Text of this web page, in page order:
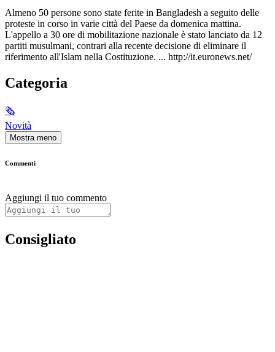
Almeno 50 persone sono state ferite in Bangladesh a seguito delle
proteste in corso in varie città del Paese da domenica mattina.
L'appello a 30 ore di mobilitazione nazionale è stato lanciato da 12
partiti musulmani, contrari alla recente decisione di eliminare il
riferimento all'Islam nella Costituzione. ... http://it.euronews.net/
Categoria
🗞
Novità
Mostra meno
Commenti
Aggiungi il tuo commento
Consigliato